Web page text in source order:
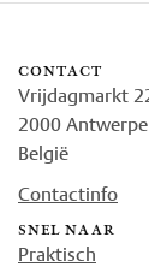
contact
Vrijdagmarkt
2000
België
Contactinfo
snel naar
Praktisch